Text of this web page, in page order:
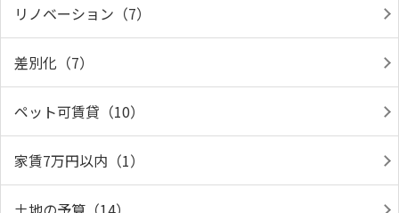
リノベーション（7）
差別化（7）
ペット可賃貸（10）
家賃7万円以内（1）